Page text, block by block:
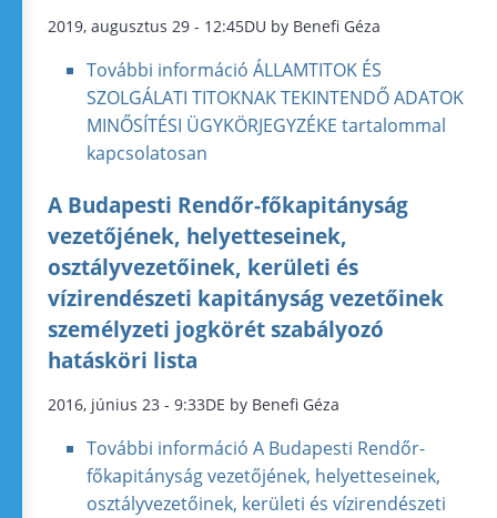
2019, augusztus 29 - 12:45DU by Benefi Géza
További információ ÁLLAMTITOK ÉS
SZOLGÁLATI TITOKNAK TEKINTENDŐ ADATOK
MINŐSÍTÉSI ÜGYKÖRJEGYZÉKE tartalommal
kapcsolatosan
A Budapesti Rendőr-főkapitányság
vezetőjének, helyetteseinek,
osztályvezetőinek, kerületi és
vízirendészeti kapitányság vezetőinek
személyzeti jogkörét szabályozó
hatásköri lista
2016, június 23 - 9:33DE by Benefi Géza
További információ A Budapesti Rendőr-
főkapitányság vezetőjének, helyetteseinek,
osztályvezetőinek, kerületi és vízirendészeti